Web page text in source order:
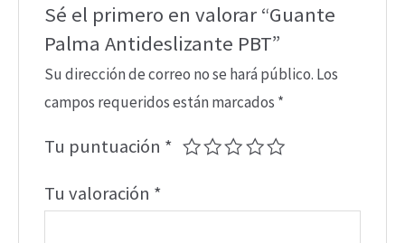
Sé el primero en valorar “Guante
Palma Antideslizante PBT”
Su dirección de correo no se hará público. Los
campos requeridos están marcados *
Tu puntuación *
Tu valoración *